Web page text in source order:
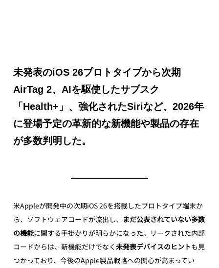
未発表のiOS 26プロトタイプから次期
AirTag 2、AIを駆使したサブスク
「Health+」、強化されたSiriなど、2026年
に登場予定の革新的な新機能や製品の存在
が多数判明した。
米Appleが開発中の次期iOS 26を搭載したプロトタイプ端末か
ら、ソフトウェアコードが流出し、 まだ公表されていない多数
の機能に関する手掛かりが明らかになった。リークされた内部
コードからは、新機能だけでなく 未発表デバイスのヒントも見
つかっており、今後のApple製品戦略への関心が高まってい